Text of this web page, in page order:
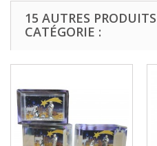
15 AUTRES
CATÉGORIE :